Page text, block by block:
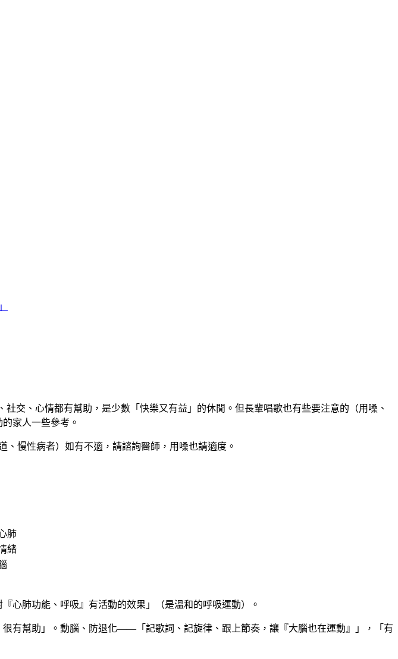
、心情都有幫助，是少數「快樂又有益」的休閒。但長輩唱歌也有些要注意的（用嗓、
家人一些參考。
慢性病者）如有不適，請諮詢醫師，用嗓也請適度。
肺
緒
肺功能、呼吸』有活動的效果」（是溫和的呼吸運動）。
有幫助」。動腦、防退化——「記歌詞、記旋律、跟上節奏，讓『大腦也在運動』」，「有